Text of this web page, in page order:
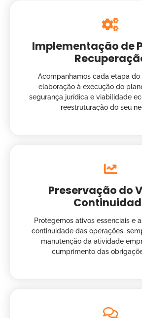
Implementação de
Acompanhamos cada etapa do
elaboração à execução do
segurança jurídica e viabilidade
reestruturação do seu
Preservação do
Protegemos ativos essenciais e
continuidade das operações,
manutenção da atividade
cumprimento das